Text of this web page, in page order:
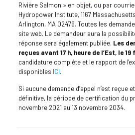
Rivière Salmon » en objet, ou par
Hydropower Institute, 1167
Arlington, MA 02476. Toutes les
site web. Le demandeur aura la
réponse sera également publiée. Les
reçues avant 17 h, heure de l’Est, le
candidature complète et le rapport de
disponibles ICI.
Si aucune demande d’appel n’est reçue
définitive, la période de certification du
novembre 2021 au 13 novembre 2034.